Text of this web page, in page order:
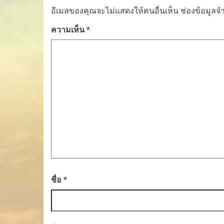
อีเมลของคุณจะไม่แสดงให้คนอื่นเห็น ช่องข้อมูลจ
ความเห็น*
ชื่อ *